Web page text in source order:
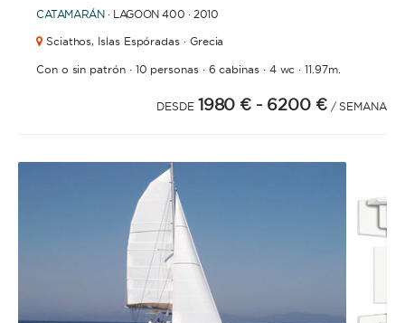
CATAMARÁN · LAGOON 400 · 2010
Sciathos, Islas Espóradas · Grecia
Con o sin patrón· 10 personas· 6 cabinas· 4 wc ·11.97m.
DESDE 1980 € - 6200 € / SEMANA